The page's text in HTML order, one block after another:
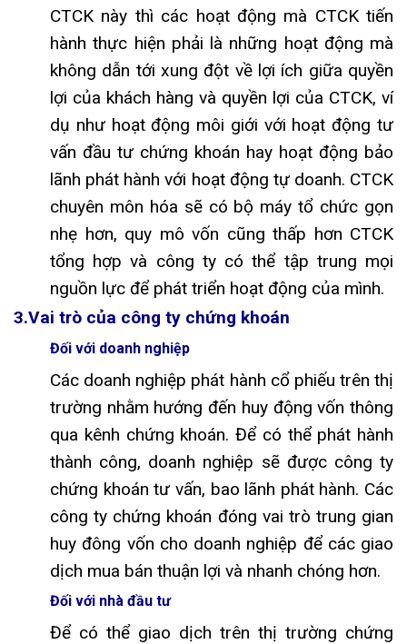
CTCK này thì các hoạt động mà CTCK tiến
hành thực hiện phải là những hoạt động mà
không dẫn tới xung đột về lợi ích giữa quyền
lợi của khách hàng và quyền lợi của CTCK, ví
dụ như hoạt động môi giới với hoạt động tư
vấn đầu tư chứng khoán hay hoạt động bảo
lãnh phát hành với hoạt động tự doanh. CTCK
chuyên môn hóa sẽ có bộ máy tổ chức gọn
nhẹ hơn, quy mô vốn cũng thấp hơn CTCK
tổng hợp và công ty có thể tập trung mọi
nguồn lực để phát triển hoạt động của mình.
3.Vai trò của công ty chứng khoán
Đối với doanh nghiệp
Các doanh nghiệp phát hành cổ phiếu trên thị
trường nhằm hướng đến huy động vốn thông
qua kênh chứng khoán. Để có thể phát hành
thành công, doanh nghiệp sẽ được công ty
chứng khoán tư vấn, bao lãnh phát hành. Các
công ty chứng khoán đóng vai trò trung gian
huy đông vốn cho doanh nghiệp để các giao
dịch mua bán thuận lợi và nhanh chóng hơn.
Đối với nhà đầu tư
Để có thể giao dịch trên thị trường chứng